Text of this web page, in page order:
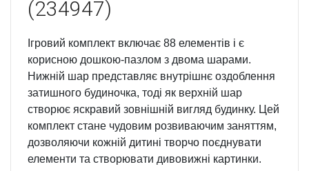
(234947)
Ігровий комплект включає 88 елементів і є
корисною дошкою-пазлом з двома шарами.
Нижній шар представляє внутрішнє оздоблення
затишного будиночка, тоді як верхній шар
створює яскравий зовнішній вигляд будинку. Цей
комплект стане чудовим розвиваючим заняттям,
дозволяючи кожній дитині творчо поєднувати
елементи та створювати дивовижні картинки.